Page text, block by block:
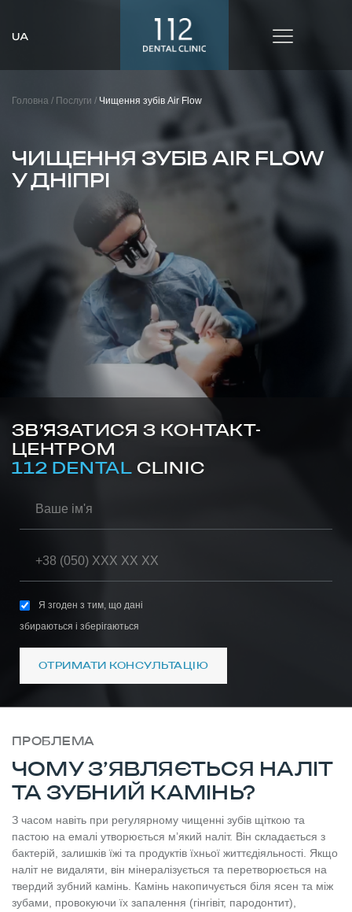
Головна / Послуги / Чищення зубів Air Flow
ЧИЩЕННЯ ЗУБІВ AIR FLOW
У ДНІПРІ
ЗВ’ЯЗАТИСЯ З КОНТАКТ-
ЦЕНТРОМ
112 DENTAL CLINIC
Я згоден з тим, що дані
збираються і зберігаються
ОТРИМАТИ КОНСУЛЬТАЦІЮ
ПРОБЛЕМА
ЧОМУ З’ЯВЛЯЄТЬСЯ НАЛІТ
ТА ЗУБНИЙ КАМІНЬ?
З часом навіть при регулярному чищенні зубів щіткою та
пастою на емалі утворюється м’який наліт. Він складається з
бактерій, залишків їжі та продуктів їхньої життєдіяльності. Якщо
наліт не видаляти, він мінералізується та перетворюється на
твердий зубний камінь. Камінь накопичується біля ясен та між
зубами, провокуючи їх запалення (гінгівіт, пародонтит),